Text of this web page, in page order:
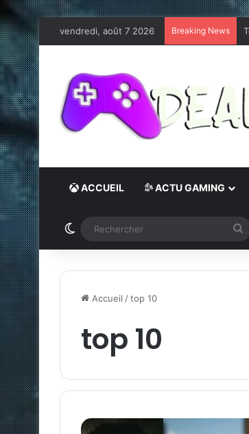
vendredi, août 7 2026 Breaking News
ACCUEIL ACTU GAMING
Switch skin
Accueil /top 10
top 10